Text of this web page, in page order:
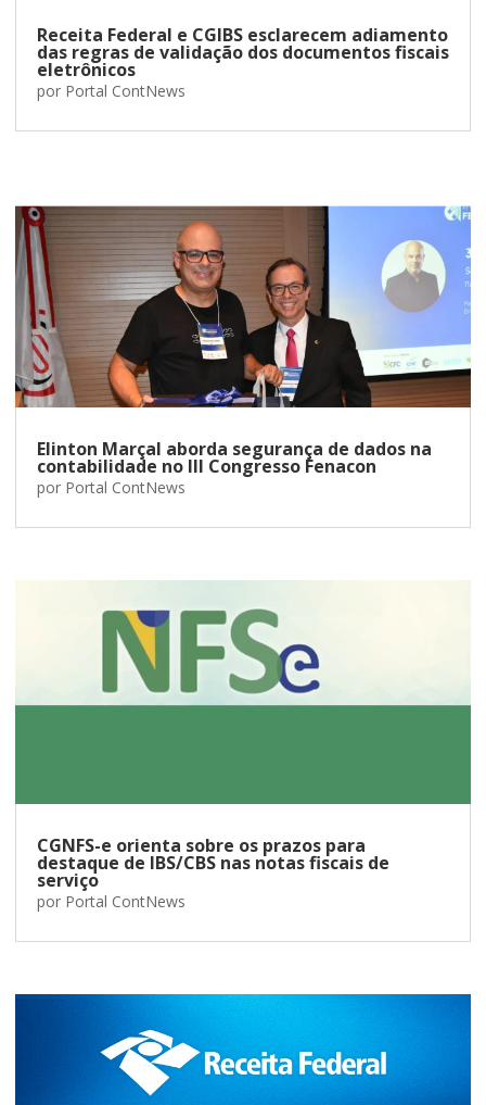
Receita Federal e CGIBS esclarecem adiamento
das regras de validação dos documentos fiscais
eletrônicos
por Portal ContNews
Elinton Marçal aborda segurança de dados na
contabilidade no III Congresso Fenacon
por Portal ContNews
CGNFS-e orienta sobre os prazos para
destaque de IBS/CBS nas notas fiscais de
serviço
por Portal ContNews